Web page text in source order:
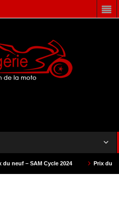
Cycle 2024 Prix du neuf – AS